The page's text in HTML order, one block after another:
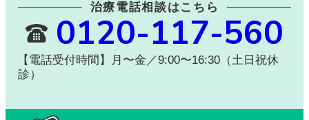
治療電話相談はこちら
0120-117-560
【電話受付時間】月〜金／9:00〜16:30（土日祝休
診）